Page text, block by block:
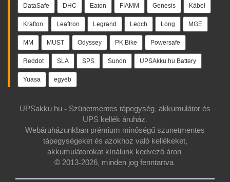
DataSafe DHC Eaton FIAMM Genesis Kábel
Krafton Leaftron Legrand Leoch Long MGE
MM MUST Odyssey PK Bike Powersafe
Reddot SLA SPS Sunon UPSAkku.hu Battery
Yuasa egyéb
UPSakku.hu - Szünetmentes tápegység, akkumulátor és
UPS kellék áruház.
Webáruházunkban prémium minőségű szünetmentes
tápegységeket és azokhoz való kellékeket,
akkumulátorokat kínálunk kedvező áron.
© 2013-2026, minden jog fenntartva.